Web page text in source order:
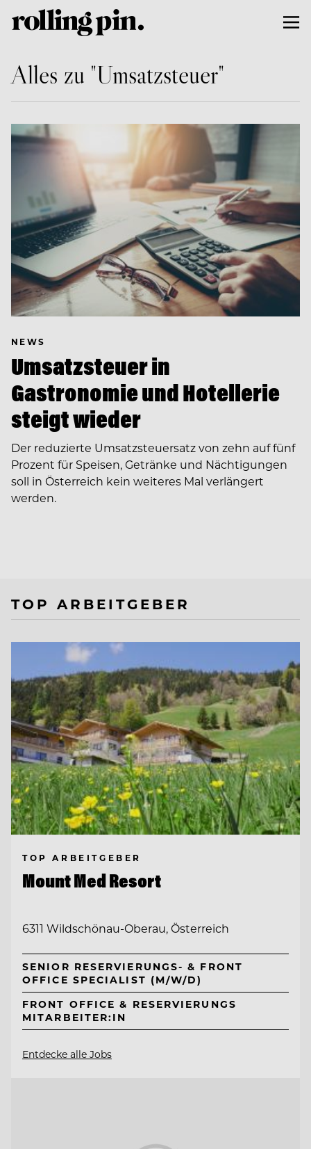
Alles zu "Umsatzsteuer"
NEWS
Umsatzsteuer in
Gastronomie und Hotellerie
steigt wieder
Der reduzierte Umsatzsteuersatz von zehn auf fünf
Prozent für Speisen, Getränke und Nächtigungen
soll in Österreich kein weiteres Mal verlängert
werden.
TOP ARBEITGEBER
TOP ARBEITGEBER
Mount Med Resort
6311 Wildschönau-Oberau, Österreich
SENIOR RESERVIERUNGS- & FRONT
OFFICE SPECIALIST (M/W/D)
FRONT OFFICE & RESERVIERUNGS
MITARBEITER:IN
Entdecke alle Jobs